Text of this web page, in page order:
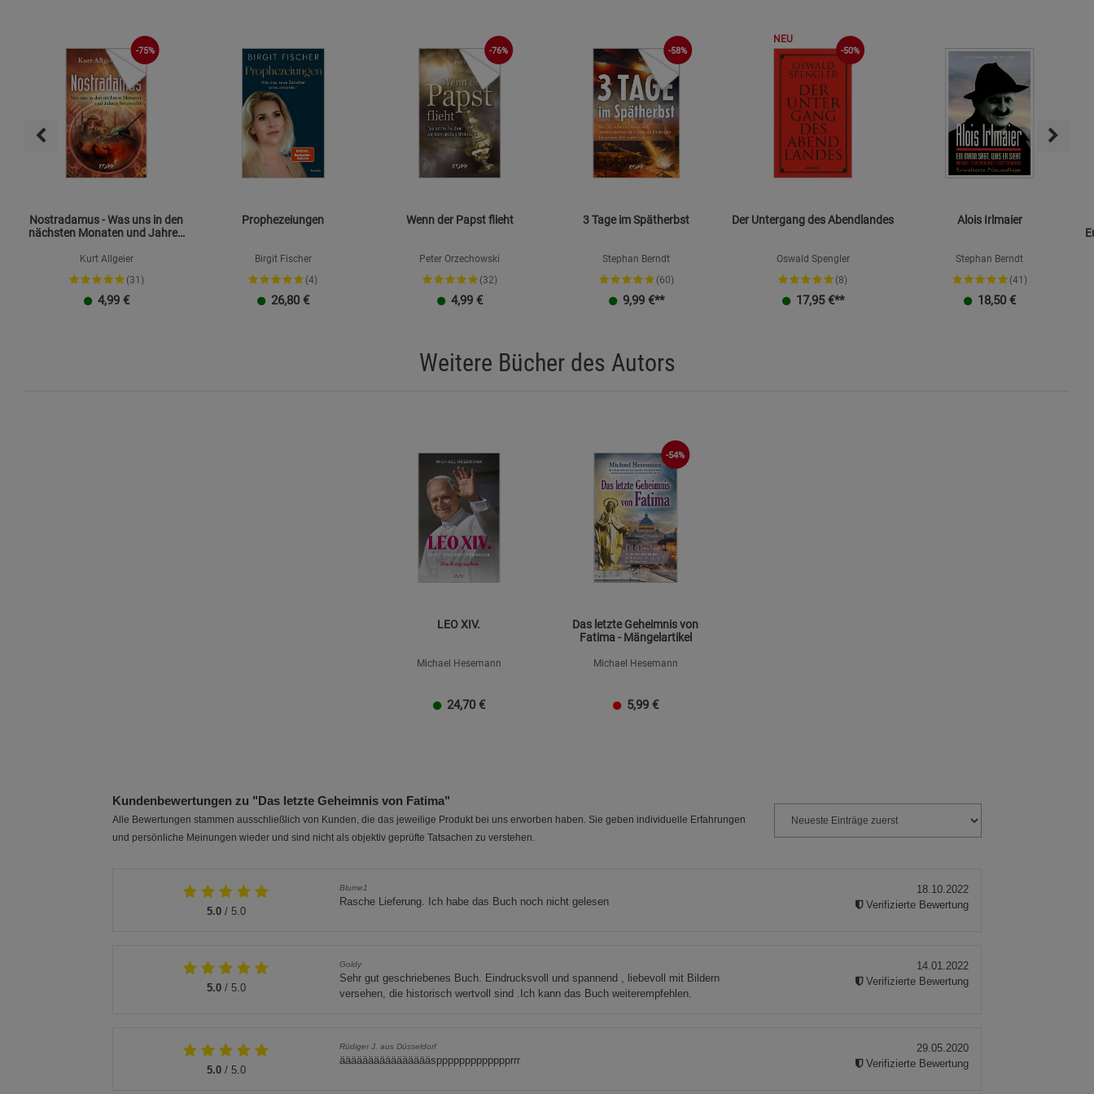
-75%
Nostradamus - Was uns in den
nächsten Monaten und Jahren
Kurt Allgeier
(31)
4,99 €
Prophezeiungen
Birgit Fischer
(4)
26,80 €
-76%
Wenn der Papst flieht
Peter Orzechowski
(32)
4,99 €
-58%
3 Tage im Spätherbst
Stephan Berndt
(60)
9,99 €**
NEU
-50%
Der Untergang des Abendlandes
Oswald Spengler
(8)
17,95 €**
Alois Irlmaier
Stephan Berndt
(41)
18,50 €
Weitere Bücher des Autors
LEO XIV.
Michael Hesemann
24,70 €
-54%
Das letzte Geheimnis von
Fatima - Mängelartikel
Michael Hesemann
5,99 €
Kundenbewertungen zu "Das letzte Geheimnis von Fatima"
Alle Bewertungen stammen ausschließlich von Kunden, die das jeweilige Produkt bei uns erworben haben. Sie geben individuelle Erfahrungen
und persönliche Meinungen wieder und sind nicht als objektiv geprüfte Tatsachen zu verstehen.
5.0/ 5.0
Blume1
Rasche Lieferung. Ich habe das Buch noch nicht gelesen
18.10.2022
Verifizierte Bewertung
5.0/ 5.0
Goldy
Sehr gut geschriebenes Buch. Eindrucksvoll und spannend , liebevoll mit Bildern
versehen, die historisch wertvoll sind .Ich kann das Buch weiterempfehlen.
14.01.2022
Verifizierte Bewertung
5.0/ 5.0
Rüdiger J. aus Düsseldorf
ääääääääääääääääsppppppppppppprrr
29.05.2020
Verifizierte Bewertung
Beschreibung Marketing Cookies
Cookie-Informationen anzeigen
Datenschutzerklärung Impressum